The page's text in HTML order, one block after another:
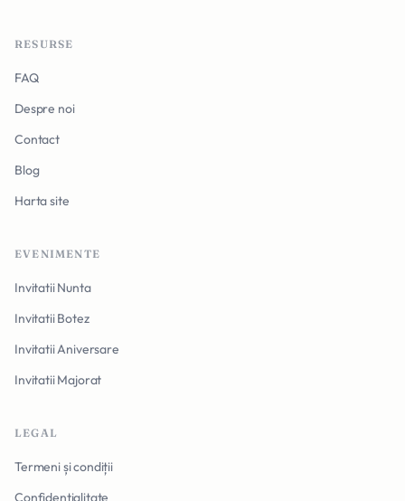
RESURSE
FAQ
Despre noi
Contact
Blog
Harta site
EVENIMENTE
Invitatii Nunta
Invitatii Botez
Invitatii Aniversare
Invitatii Majorat
LEGAL
Termeni și condiții
Confidențialitate